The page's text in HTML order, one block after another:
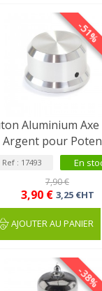
-51%
Aluminium
pour
Ref : 17493 En
3,90 € 3,25 €HT
7,90 €
AJOUTER AU PANIER
-38%